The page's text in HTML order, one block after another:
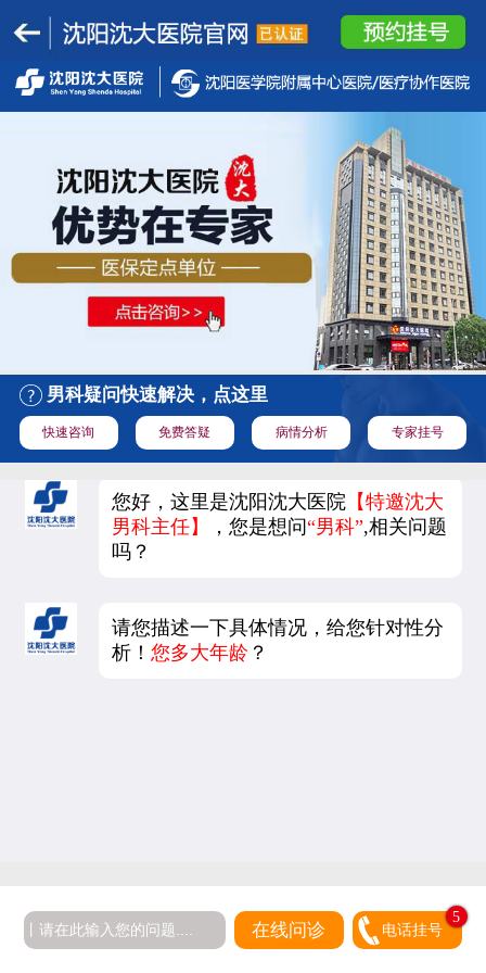
男科疑问快速解决，点这里
快速咨询 免费答疑 病情分析 专家挂号
您好，这里是沈阳沈大医院【特邀沈大
男科主任】
，您是想问“男科”,相关问题
吗？
请您描述一下具体情况，给您针对性分
析！ 您多大年龄？
在线问诊 电话挂号
5